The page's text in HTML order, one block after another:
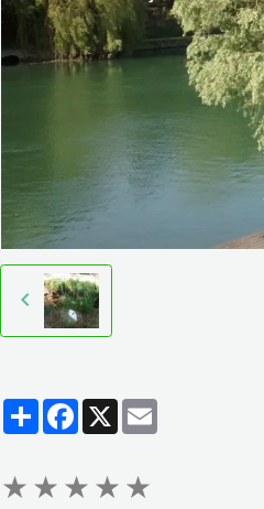
PartagerFacebook
X Email
★ ★ ★ ★ ★